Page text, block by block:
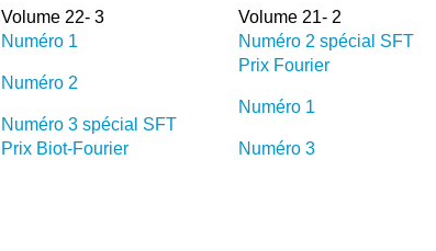
Volume 22- 3
Numéro 1
Numéro 2
Numéro 3 spécial SFT
Prix Biot-Fourier
Volume 21- 2
Numéro 2 spécial SFT
Prix Fourier
Numéro 1
Numéro 3